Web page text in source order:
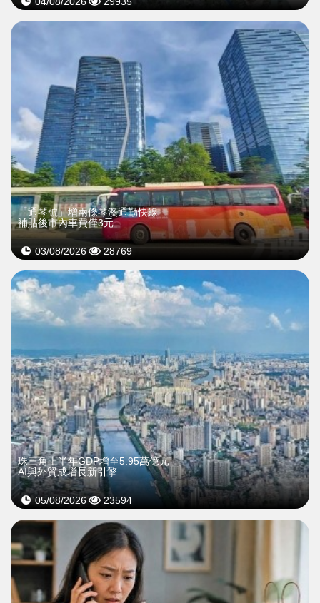
「通琴號」增兩條琴澳通勤快線
補貼後市內車費僅3元
03/08/2026 28769
珠三角上半年GDP增至5.95萬億元
AI與外貿成增長新引擎
05/08/2026 23594